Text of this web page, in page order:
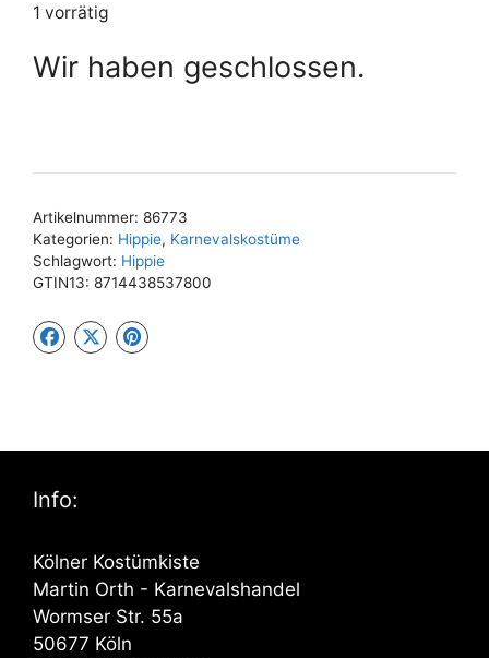
1 vorrätig
Wir haben geschlossen.
Artikelnummer: 86773
Kategorien: Hippie, Karnevalskostüme
Schlagwort: Hippie
GTIN13: 8714438537800
Info:
Kölner Kostümkiste
Martin Orth - Karnevalshandel
Wormser Str. 55a
50677 Köln